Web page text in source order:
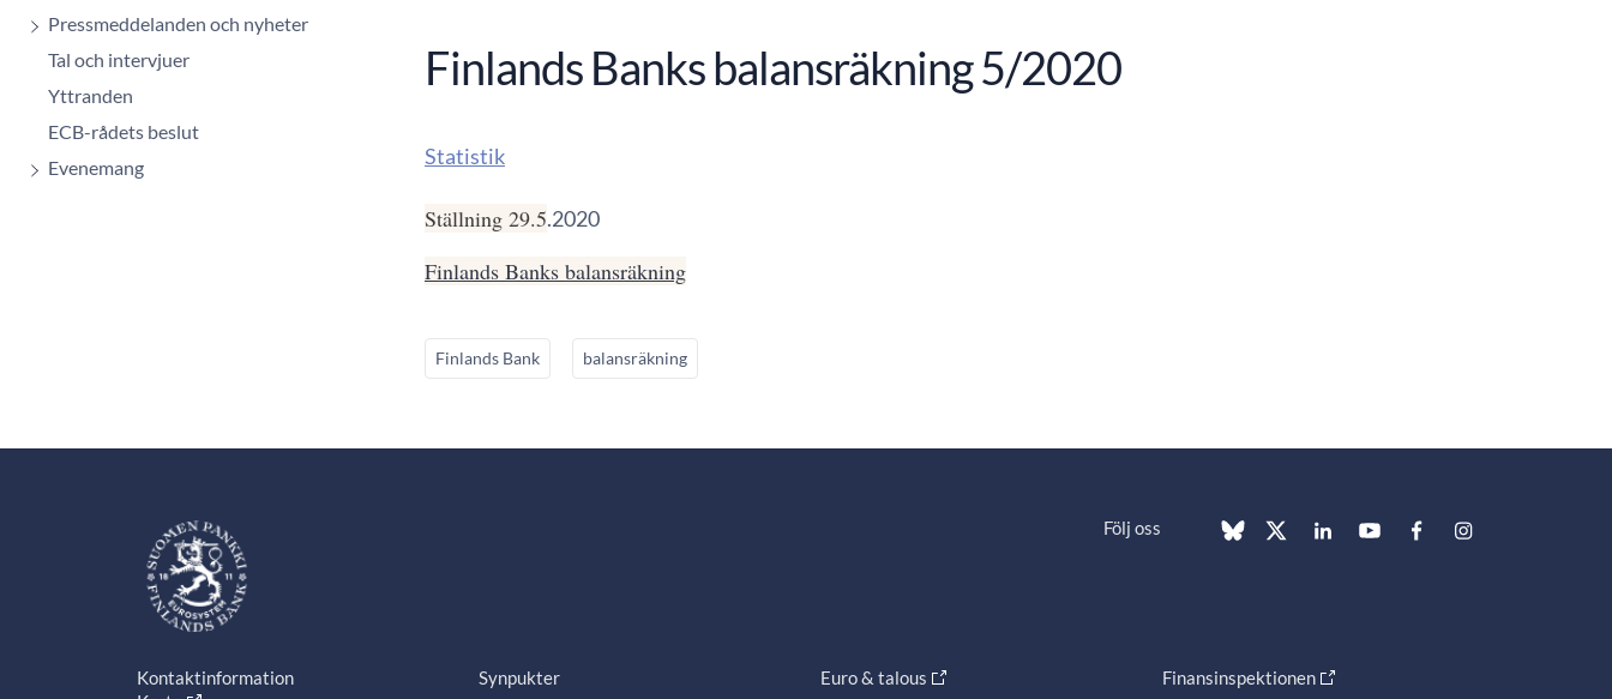
Pressmeddelanden och nyheter
Tal och intervjuer
Yttranden
ECB-rådets beslut
Evenemang
Finlands Banks balansräkning 5/2020
Statistik
Ställning 29.5.2020
Finlands Banks balansräkning
Finlands Bank balansräkning
Följ oss
Kontaktinformation
Synpukter
Euro & talous
Finansinspektionen